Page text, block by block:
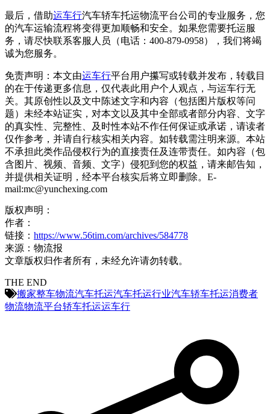
最后，借助运车行汽车轿车托运物流平台公司的专业服务，您
的汽车运输流程将变得更加顺畅和安全。如果您需要托运服
务，请尽快联系客服人员（电话：400-879-0958），我们将竭
诚为您服务。
免责声明：本文由运车行平台用户攥写或转载并发布，转载目
的在于传递更多信息，仅代表此用户个人观点，与运车行无
关。其原创性以及文中陈述文字和内容（包括图片版权等问
题）未经本站证实，对本文以及其中全部或者部分内容、文字
的真实性、完整性、及时性本站不作任何保证或承诺，请读者
仅作参考，并请自行核实相关内容。如转载需注明来源。本站
不承担此类作品侵权行为的直接责任及连带责任。如内容（包
含图片、视频、音频、文字）侵犯到您的权益，请来邮告知，
并提供相关证明，经本平台核实后将立即删除。E-
mail:mc@yunchexing.com
版权声明：
作者：
链接： https://www.56tim.com/archives/584778
来源：物流报
文章版权归作者所有，未经允许请勿转载。
THE END
搬家整车物流汽车托运汽车托运行业汽车轿车托运消费者
物流物流平台轿车托运运车行